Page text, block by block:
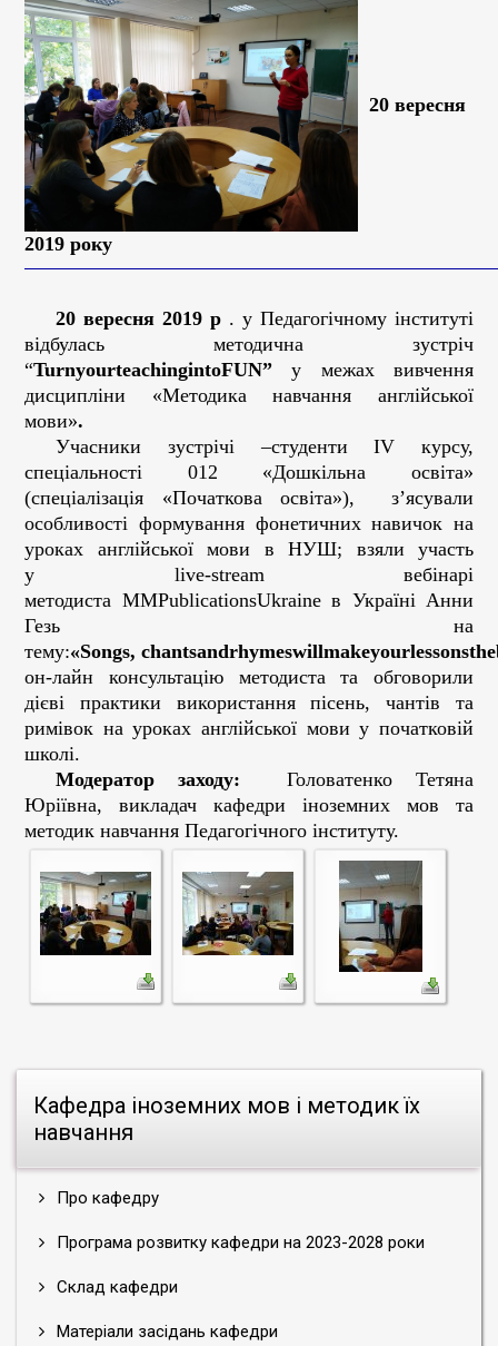
Кафедра іноземних мов і методик їх
навчання
Про кафедру
Програма розвитку кафедри на 2023-2028 роки
Склад кафедри
Матеріали засідань кафедри
20 вересня
2019 року
20 вересня 2019 р . у Педагогічному інституті
відбулась методична зустріч
“TurnyourteachingintoFUN”у
межах вивчення
дисципліни «Методика навчання англійської
мови».
Учасники зустрічі –студенти ІV курсу,
спеціальності 012 «Дошкільна освіта»
(спеціалізація «Початкова освіта»),
з’ясували
особливості формуванняфонетичних навичок на
уроках англійської мови в НУШ; взяли участь
у live-stream вебінарі
методиста MMPublicationsUkraineв Україні Анни
Гезь на
тему:«Songs, chantsandrhymeswillmakeyourlessonsthe
он-лайн консультацію методиста та обговорили
дієві практики використання пісень, чантів та
римівок на уроках англійської мови у початковій
школі.
Модератор заходу:
Головатенко Тетяна
Юріївна, викладач кафедри іноземних мов та
методик навчання Педагогічного інституту.